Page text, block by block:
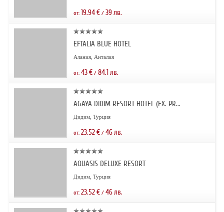
от: 19.94€/ 39 лв.
EFTALIA BLUE HOTEL
Алания, Анталия
от: 43€/ 84.1лв.
AGAYA DIDIM RESORT HOTEL (EX. PR...
Дидим, Турция
от: 23.52€/ 46лв.
AQUASIS DELUXE RESORT
Дидим, Турция
от: 23.52€/ 46лв.